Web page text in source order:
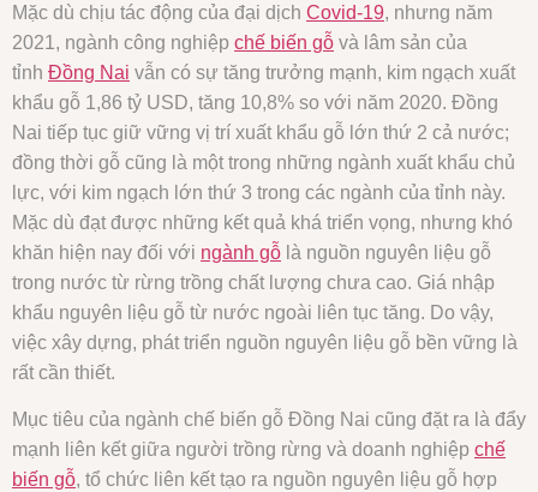
Mặc dù chịu tác động của đại dịch Covid-19, nhưng năm
2021, ngành công nghiệp chế biến gỗ và lâm sản của
tỉnh Đồng Nai vẫn có sự tăng trưởng mạnh, kim ngạch xuất
khẩu gỗ 1,86 tỷ USD, tăng 10,8% so với năm 2020. Đồng
Nai tiếp tục giữ vững vị trí xuất khẩu gỗ lớn thứ 2 cả nước;
đồng thời gỗ cũng là một trong những ngành xuất khẩu chủ
lực, với kim ngạch lớn thứ 3 trong các ngành của tỉnh này.
Mặc dù đạt được những kết quả khá triển vọng, nhưng khó
khăn hiện nay đối với ngành gỗ là nguồn nguyên liệu gỗ
trong nước từ rừng trồng chất lượng chưa cao. Giá nhập
khẩu nguyên liệu gỗ từ nước ngoài liên tục tăng. Do vậy,
việc xây dựng, phát triển nguồn nguyên liệu gỗ bền vững là
rất cần thiết.
Mục tiêu của ngành chế biến gỗ Đồng Nai cũng đặt ra là đẩy
mạnh liên kết giữa người trồng rừng và doanh nghiệp chế
biến gỗ, tổ chức liên kết tạo ra nguồn nguyên liệu gỗ hợp